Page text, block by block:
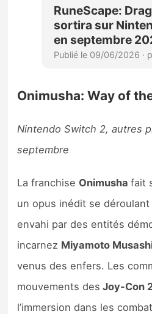
Onimusha: Way of
Nintendo Switch 2, autres
septembre
La franchise Onimushafait
un opus inédit se déroulant
envahi par des entités
incarnez Miyamoto
venus des enfers. Les
mouvements des Joy-Con
l’immersion dans les